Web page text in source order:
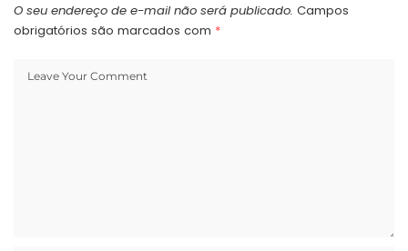
O seu endereço de e-mail não será publicado. Campos
obrigatórios são marcados com *